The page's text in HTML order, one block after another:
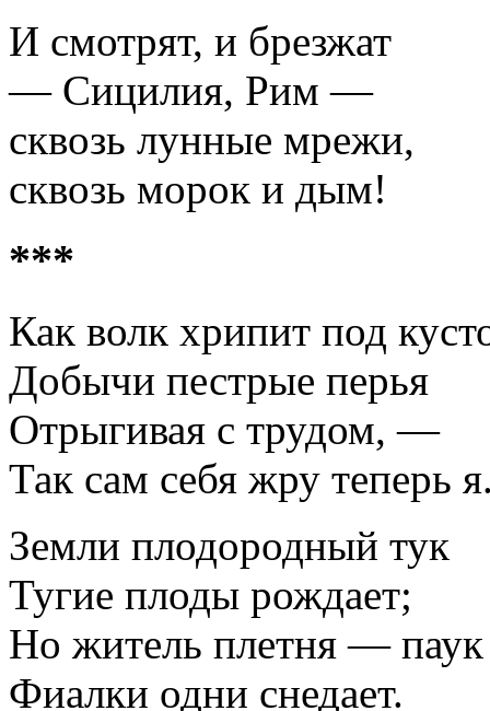
И смотрят, и брезжат
— Сицилия, Рим —
сквозь лунные мрежи,
сквозь морок и дым!
***
Как волк хрипит под
Добычи пестрые перья
Отрыгивая с трудом, —
Так сам себя жру теперь
Земли плодородный тук
Тугие плоды рождает;
Но житель плетня — паук
Фиалки одни снедает.